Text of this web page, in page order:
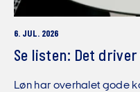
6. JUL. 2026
Se listen: Det
Løn har overhalet gode